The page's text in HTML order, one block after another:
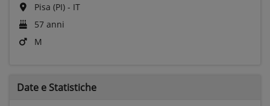
Pisa (PI) - IT
57 anni
M
Date e Statistiche